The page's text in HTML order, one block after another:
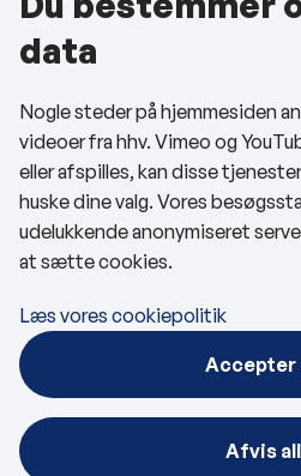
Kontakt os
Telefon- og åbningstider
Tilgængelighedserklæring
Privatlivspolitik
Cookies
Følg os
BRK på Facebook
data
Nogle steder på hjemmesiden
videoer fra hhv. Vimeo og
eller afspilles, kan disse
huske dine valg. Vores
udelukkende anonymiseret
at sætte cookies.
Læs vores cookiepolitik
Accepter
Afvis